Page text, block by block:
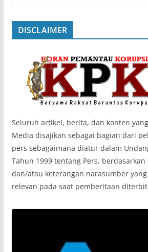
DISCLAIMER
‎Seluruh artikel, berita, dan konten
Media disajikan sebagai bagian dari
pers sebagaimana diatur dalam
Tahun 1999 tentang Pers, berdasarkan
dan/atau keterangan narasumber
relevan pada saat pemberitaan